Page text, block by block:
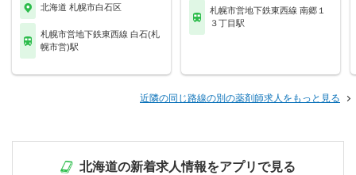
北海道 札幌市白石区
札幌市営地下鉄東西線 白石(札
幌市営)駅
札幌市営地下鉄東西線 南郷１
３丁目駅
近隣の同じ路線の別の薬剤師求人をもっと見る
北海道の新着求人情報をアプリで見る